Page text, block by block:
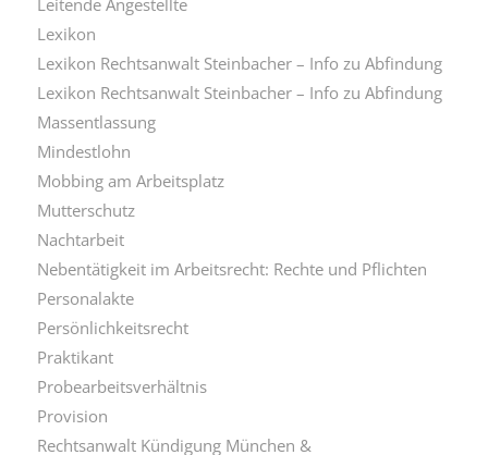
Leitende Angestellte
Lexikon
Lexikon Rechtsanwalt Steinbacher – Info zu Abfindung
Lexikon Rechtsanwalt Steinbacher – Info zu Abfindung
Massentlassung
Mindestlohn
Mobbing am Arbeitsplatz
Mutterschutz
Nachtarbeit
Nebentätigkeit im Arbeitsrecht: Rechte und Pflichten
Personalakte
Persönlichkeitsrecht
Praktikant
Probearbeitsverhältnis
Provision
Rechtsanwalt Kündigung München &